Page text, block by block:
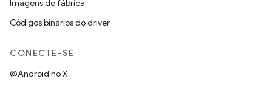
Imagens de fábrica
Códigos binários do driver
CONECTE-SE
@Android no X